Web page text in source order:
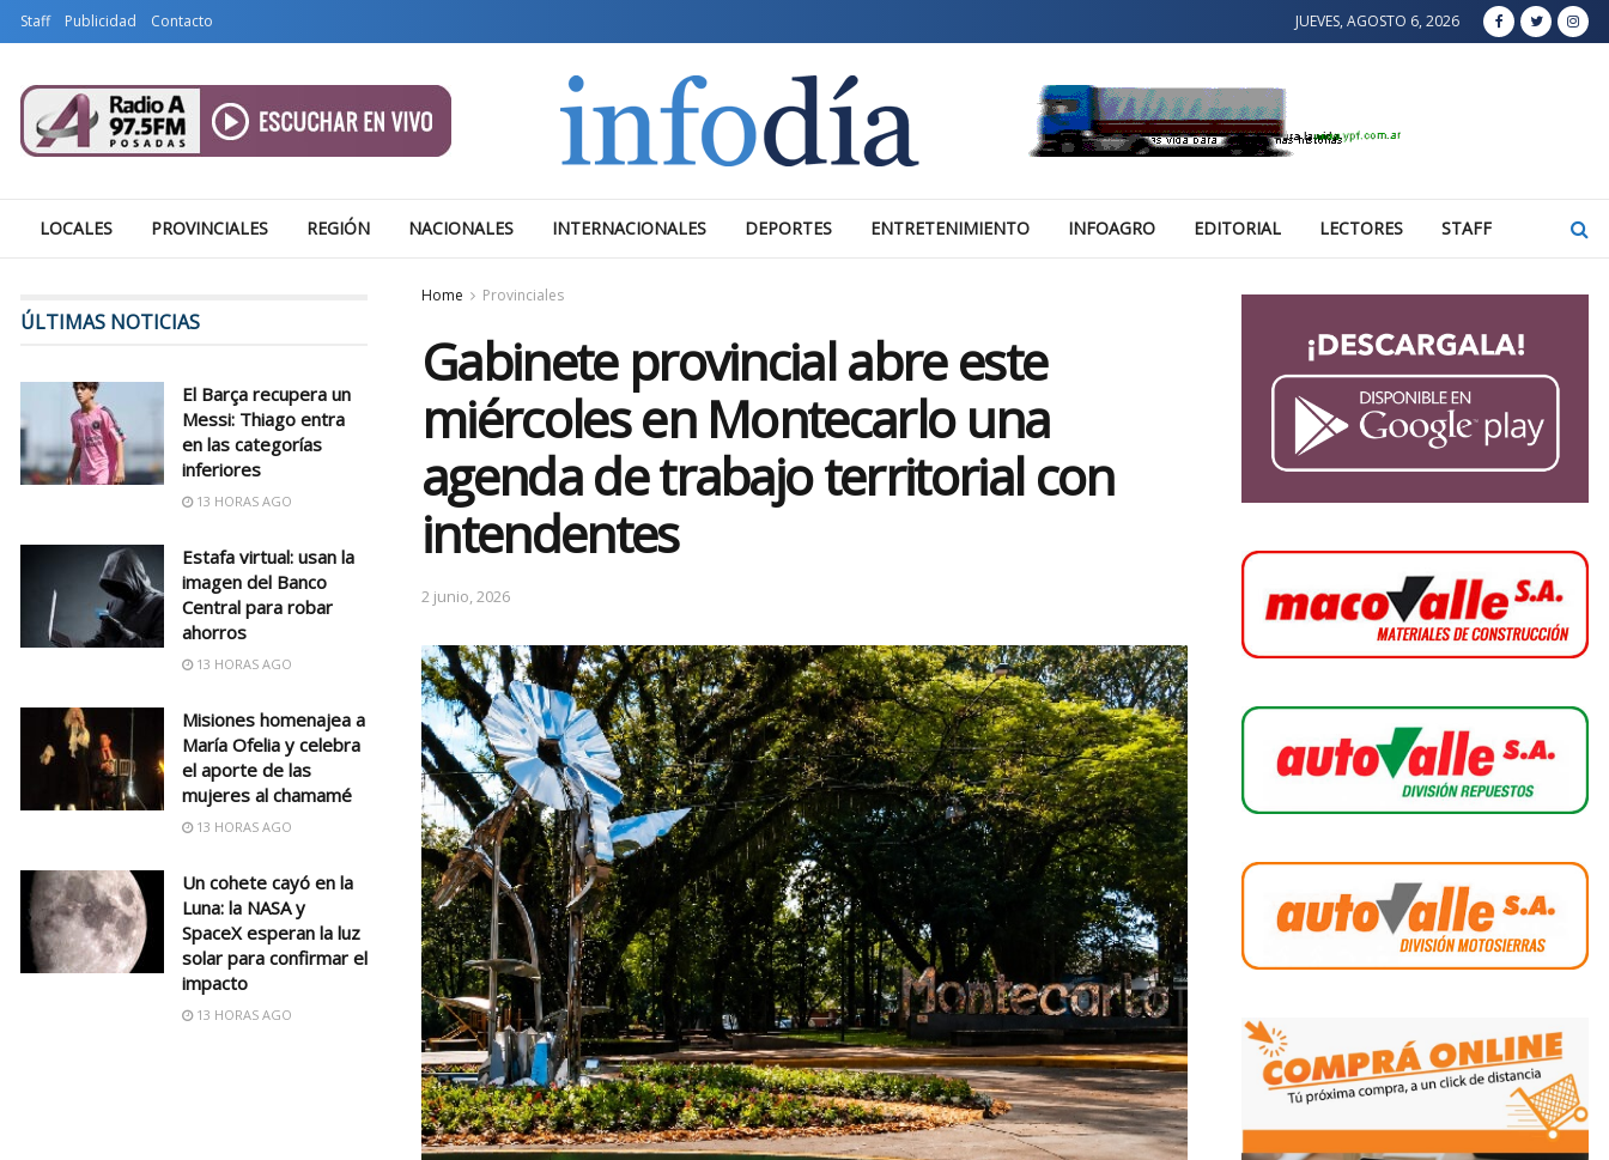
Staff Publicidad Contacto JUEVES, AGOSTO 6, 2026
LOCALES PROVINCIALES REGIÓN NACIONALES INTERNACIONALES DEPORTES ENTRETENIMIENTO INFOAGRO EDITORIAL LECTORES STAFF
Home Provinciales
Gabinete provincial abre este
miércoles en Montecarlo una
agenda de trabajo territorial con
intendentes
2 junio, 2026
ÚLTIMAS NOTICIAS
El Barça recupera un
Messi: Thiago entra
en las categorías
inferiores
13 HORAS AGO
Estafa virtual: usan la
imagen del Banco
Central para robar
ahorros
13 HORAS AGO
Misiones homenajea a
María Ofelia y celebra
el aporte de las
mujeres al chamamé
13 HORAS AGO
Un cohete cayó en la
Luna: la NASA y
SpaceX esperan la luz
solar para confirmar el
impacto
13 HORAS AGO